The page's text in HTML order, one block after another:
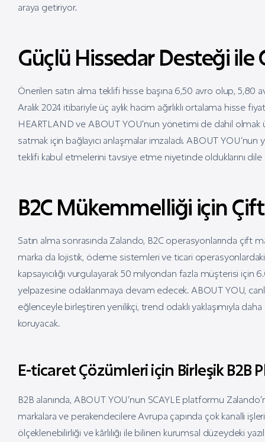
araya getiriyor.
Güçlü Hissedar Desteği
Önerilen satın alma teklifi hisse başına 6,50 avro olup, 5,80
Aralık 2024 itibariyle üç aylık hacim ağırlıklı ortalama
HEARTLAND ve ABOUT YOU’nun yönetimi de dahil olmak
satmak için bağlayıcı anlaşmalar imzaladı. ABOUT
teklifi kabul etmelerini tavsiye etme niyetinde olduklarını dile
B2C Mükemmelliği için
Satın alma sonrasında Zalando, B2C operasyonlarında çift
marka da lojistik, ödeme sistemleri ve ticari
kapsayıcılığı vurgulayarak 50 milyondan fazla müşterisi
yelpazesine odaklanmaya devam edecek. ABOUT YOU,
eğlenceyle birleştiren yenilikçi, trend odaklı yaklaşımıyla
koruyacak.
E-ticaret Çözümleri için Birleşik B2B
B2B alanında, ABOUT YOU’nun SCAYLE platformu
markalara ve perakendecilere Avrupa çapında çok kanallı
ölçeklenebilirliği ve kârlılığı ile bilinen kurumsal düzeydeki